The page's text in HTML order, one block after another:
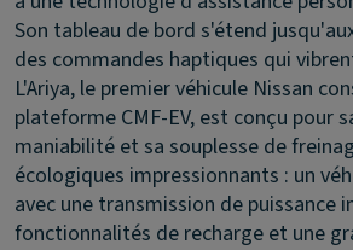
Son tableau de bord s'étend
des commandes haptiques qui
L'Ariya, le premier véhicule Nissan
plateforme CMF-EV, est conçu pour
maniabilité et sa souplesse de
écologiques impressionnants : un
avec une transmission de puissance
fonctionnalités de recharge et une